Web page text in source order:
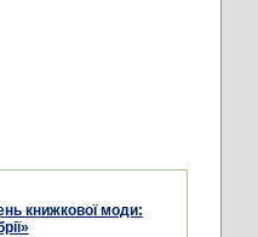
книжкової моди: